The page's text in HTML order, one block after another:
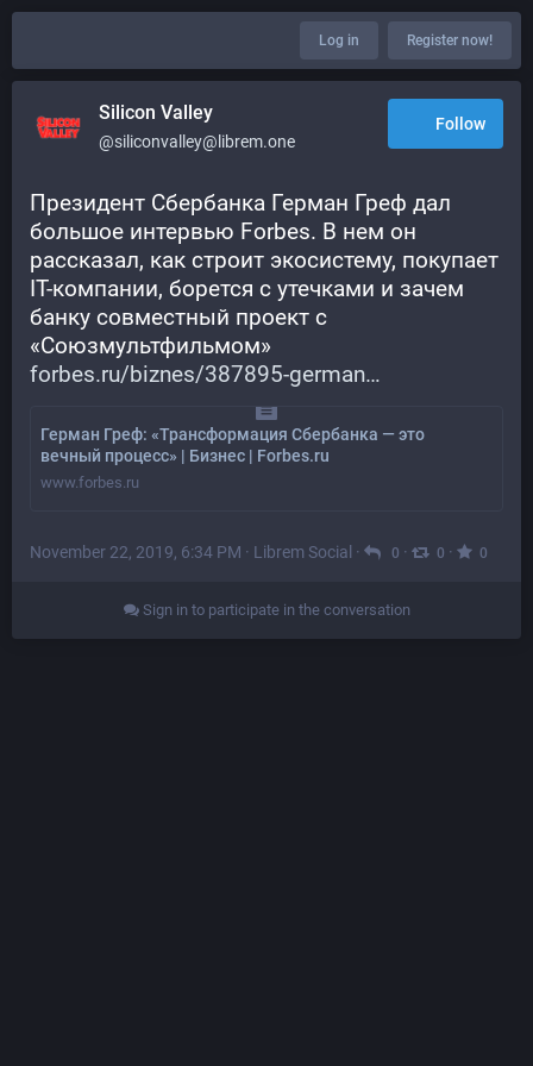
Log in Register now!
Silicon Valley
@siliconvalley@librem.one
Follow
Президент Сбербанка Герман Греф дал
большое интервью Forbes. В нем он
рассказал, как строит экосистему, покупает
IT-компании, борется с утечками и зачем
банку совместный проект с
«Союзмультфильмом»
forbes.ru/biznes/387895-german
Герман Греф: «Трансформация Сбербанка — это
вечный процесс» | Бизнес | Forbes.ru
www.forbes.ru
November 22, 2019, 6:34 PM · Librem Social · 0 · 0 · 0
Sign in to participate in the conversation